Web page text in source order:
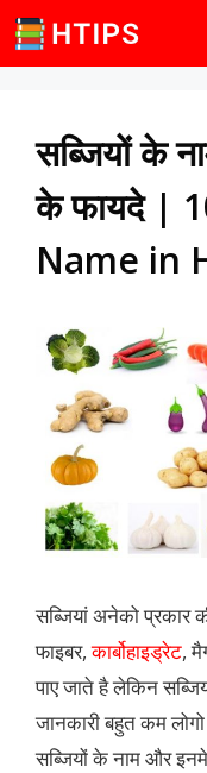
Skip
to
सब्जियों के
के फायदे |
Name in
सब्जियां अनेको प्रकार
फाइबर,कार्बोहाइड्रेट,
पाए जाते है लेकिन
जानकारी बहुत कम
सब्जियों के नाम और इनमे